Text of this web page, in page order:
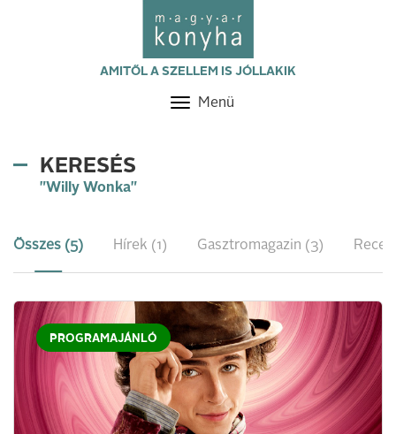
AMITŐL A SZELLEM IS JÓLLAKIK
Toggle
Menü
KERESÉS
"Willy Wonka"
Összes (5) Hírek (1) Gasztromagazin (3)
PROGRAMAJÁNLÓ